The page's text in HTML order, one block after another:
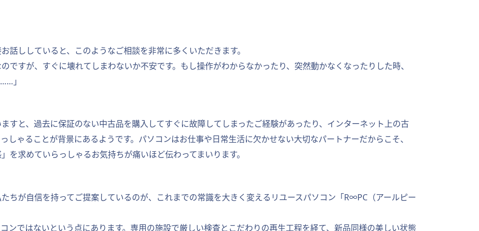
話ししていると、このようなご相談を非常に多くいただきます。
ですが、すぐに壊れてしまわないか不安です。もし操作がわからなかったり、突然動かなくなったりした時、
」
すと、過去に保証のない中古品を購入してすぐに故障してしまったご経験があったり、インターネット上の古
しゃることが背景にあるようです。パソコンはお仕事や日常生活に欠かせない大切なパートナーだからこそ、
を求めていらっしゃるお気持ちが痛いほど伝わってまいります。
ちが自信を持ってご提案しているのが、これまでの常識を大きく変えるリユースパソコン「R∞PC（アールピー
ンではないという点にあります。専用の施設で厳しい検査とこだわりの再生工程を経て、新品同様の美しい状態